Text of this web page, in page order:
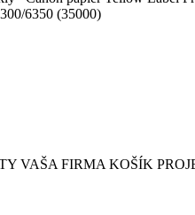
6350 (35000)
VAŠA FIRMA KOŠÍK